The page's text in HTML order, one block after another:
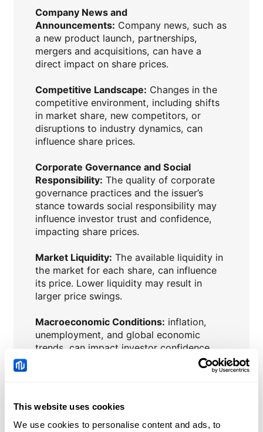
This website uses cookies
We use cookies to personalise content and ads, to
Company News and
Announcements: Company news, such as
a new product launch, partnerships,
mergers and acquisitions, can have a
direct impact on share prices.
Competitive Landscape: Changes in the
competitive environment, including shifts
in market share, new competitors, or
disruptions to industry dynamics, can
influence share prices.
Corporate Governance and Social
Responsibility: The quality of corporate
governance practices and the issuer’s
stance towards social responsibility may
influence investor trust and confidence,
impacting share prices.
Market Liquidity: The available liquidity in
the market for each share, can influence
its price. Lower liquidity may result in
larger price swings.
Macroeconomic Conditions: inflation,
unemployment, and global economic
trends, can impact investor confidence
attractiveness of shares compared to
other asset classes.